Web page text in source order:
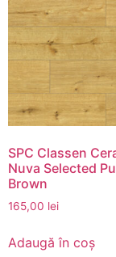
SPC Classen
Nuva Selected
Brown
165,00 lei
Adaugă în coș